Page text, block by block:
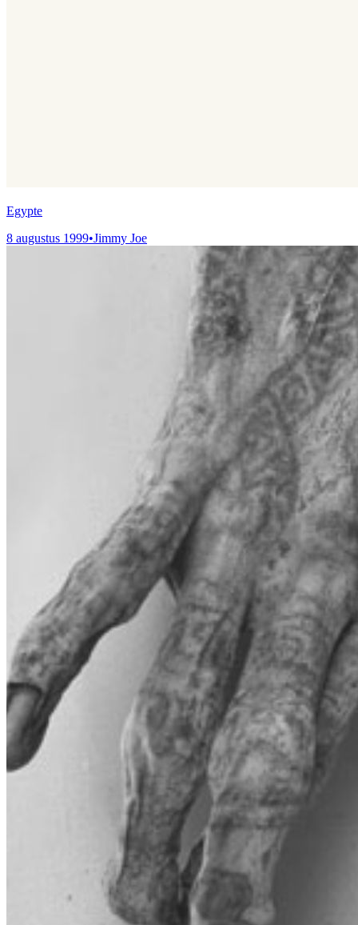
Egypte
8 augustus 1999•Jimmy Joe